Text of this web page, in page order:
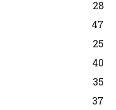
28
47
25
40
35
37